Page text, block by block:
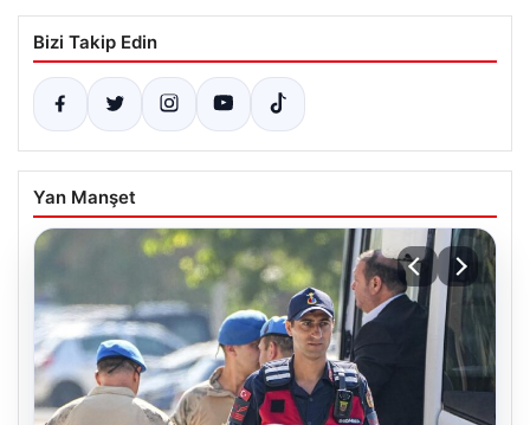
Bizi Takip Edin
Yan Manşet